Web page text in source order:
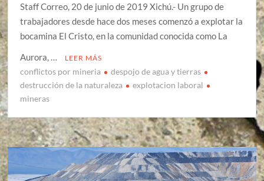
Staff Correo, 20 de junio de 2019 Xichú.- Un grupo de
trabajadores desde hace dos meses comenzó a explotar la
bocamina El Cristo, en la comunidad conocida como La
Aurora, …
LEER MÁS
conflictos por mineria
despojo de agua y tierras
destrucción de la naturaleza
explotacion laboral
mineras